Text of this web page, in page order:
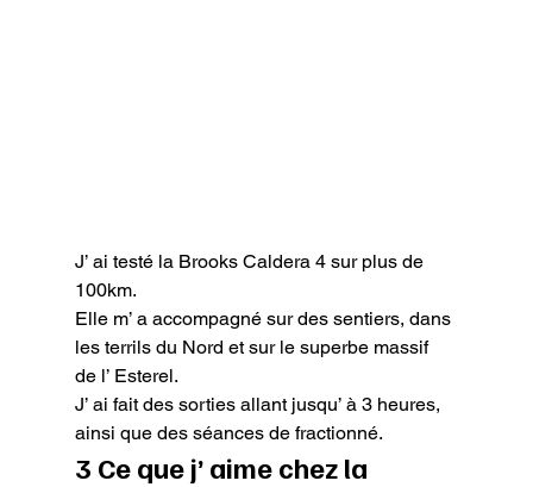
J’ ai testé la Brooks Caldera 4 sur plus de
100km.
Elle m’ a accompagné sur des sentiers, dans
les terrils du Nord et sur le superbe massif
de l’ Esterel.
J’ ai fait des sorties allant jusqu’ à 3 heures,
ainsi que des séances de fractionné.
3 Ce que j’ aime chez la